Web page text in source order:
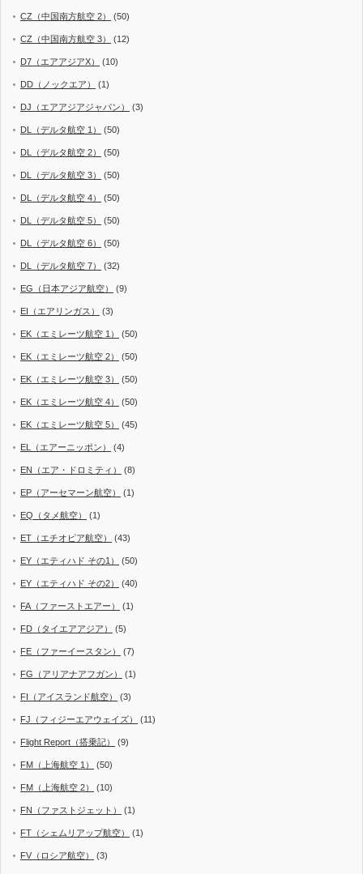
CZ（中国南方航空 2） (50)
CZ（中国南方航空 3） (12)
D7（エアアジアX） (10)
DD（ノックエア） (1)
DJ（エアアジアジャパン） (3)
DL（デルタ航空 1） (50)
DL（デルタ航空 2） (50)
DL（デルタ航空 3） (50)
DL（デルタ航空 4） (50)
DL（デルタ航空 5） (50)
DL（デルタ航空 6） (50)
DL（デルタ航空 7） (32)
EG（日本アジア航空） (9)
EI（エアリンガス） (3)
EK（エミレーツ航空 1） (50)
EK（エミレーツ航空 2） (50)
EK（エミレーツ航空 3） (50)
EK（エミレーツ航空 4） (50)
EK（エミレーツ航空 5） (45)
EL（エアーニッポン） (4)
EN（エア・ドロミティ） (8)
EP（アーセマーン航空） (1)
EQ（タメ航空） (1)
ET（エチオピア航空） (43)
EY（エティハド その1） (50)
EY（エティハド その2） (40)
FA（ファーストエアー） (1)
FD（タイエアアジア） (5)
FE（ファーイースタン） (7)
FG（アリアナアフガン） (1)
FI（アイスランド航空） (3)
FJ（フィジーエアウェイズ） (11)
Flight Report（搭乗記） (9)
FM（上海航空 1） (50)
FM（上海航空 2） (10)
FN（ファストジェット） (1)
FT（シェムリアップ航空） (1)
FV（ロシア航空） (3)